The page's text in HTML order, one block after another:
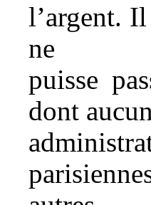
l’argent.
ne
puisse
dont aucun